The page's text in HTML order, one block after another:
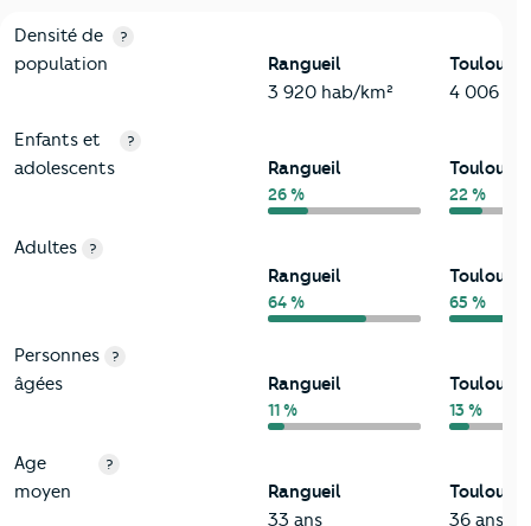
2-Habitants
Critères Rangueil
Densité de
population
?
Rangueil
3 920 hab/km²
Toulouse
4 006
Enfants et
adolescents
?
Rangueil
26 %
Toulouse
22 %
Adultes ?
Rangueil
64 %
Toulouse
65 %
Personnes
âgées
?
Rangueil
11 %
Toulouse
13 %
Age
moyen
?
Rangueil
33 ans
Toulouse
36 ans